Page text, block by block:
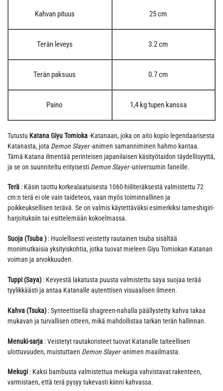
Kahvan pituus 25 cm
Terän leveys 3.2 cm
Terän paksuus 0.7 cm
Paino 1,4 kg tupen kanssa
Tutustu Katana Giyu Tomioka-Katanaan, joka on aito kopio legendaarisesta
Katanasta, jota Demon Slayer-animen samanniminen hahmo kantaa.
Tämä Katana ilmentää perinteisen japanilaisen käsityötaidon täydellisyyttä,
ja se on suunniteltu erityisesti Demon Slayer-universumin faneille.
Terä : Käsin taottu korkealaatuisesta 1060-hiiliteräksestä valmistettu 72
cm:n terä ei ole vain taideteos, vaan myös toiminnallinen ja
poikkeuksellisen terävä. Se on valmis käytettäväksi esimerkiksi tameshigiri-
harjoituksiin tai esittelemään kokoelmassa.
Suoja (Tsuba ) : Huolellisesti veistetty rautainen tsuba sisältää
monimutkaisia yksityiskohtia, jotka tuovat mieleen Giyu Tomiokan Katanan
voiman ja arvokkuuden.
Tuppi (Saya) : Kevyestä lakatusta puusta valmistettu saya suojaa terää
tyylikkäästi ja antaa Katanalle autenttisen visuaalisen ilmeen.
Kahva (Tsuka) : Synteettisellä shagreen-nahalla päällystetty kahva takaa
mukavan ja turvallisen otteen, mikä mahdollistaa tarkan terän hallinnan.
Menuki-sarja : Veistetyt rautakoristeet tuovat Katanalle taiteellisen
ulottuvuuden, muistuttaen Demon Slayer-animen maailmasta.
Mekugi : Kaksi bambusta valmistettua mekugia vahvistavat rakenteen,
varmistaen, että terä pysyy tukevasti kiinni kahvassa.